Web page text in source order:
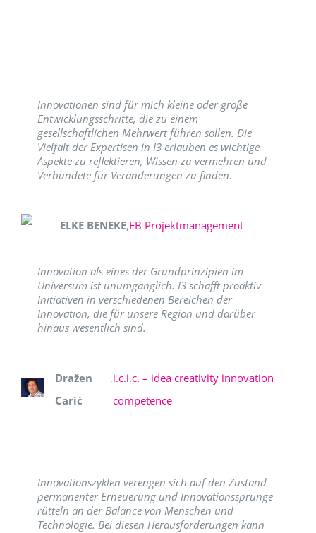
Innovationen sind für mich kleine oder große
Entwicklungsschritte, die zu einem
gesellschaftlichen Mehrwert führen sollen. Die
Vielfalt der Expertisen in I3 erlauben es wichtige
Aspekte zu reflektieren, Wissen zu vermehren und
Verbündete für Veränderungen zu finden.
ELKE BENEKE,EB Projektmanagement
Innovation als eines der Grundprinzipien im
Universum ist unumgänglich. I3 schafft proaktiv
Initiativen in verschiedenen Bereichen der
Innovation, die für unsere Region und darüber
hinaus wesentlich sind.
Dražen
Carić
,i.c.i.c. – idea creativity innovation
competence
Innovationszyklen verengen sich auf den Zustand
permanenter Erneuerung und Innovationssprünge
rütteln an der Balance von Menschen und
Technologie. Bei diesen Herausforderungen kann